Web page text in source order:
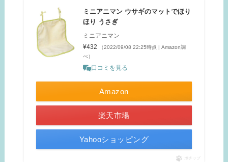
ミニアニマン ウサギのマットでほり
ほり うさぎ
ミニアニマン
¥432
（2022/09/08 22:25時点 | Amazon調
べ）
口コミを見る
Amazon
楽天市場
Yahooショッピング
ポチップ